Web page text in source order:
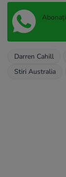
Darren Cahill
Stiri Australia